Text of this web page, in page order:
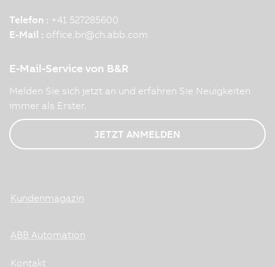
Telefon : +41 527285600
E-Mail : office.br@ch.abb.com
E-Mail-Service von B&R
Melden Sie sich jetzt an und erfahren Sie Neuigkeiten
immer als Erster.
JETZT ANMELDEN
Kundenmagazin
ABB Automation
Kontakt